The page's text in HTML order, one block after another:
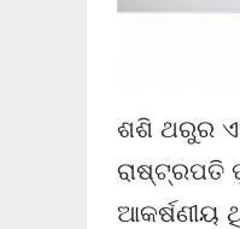
ଶଶି ଥରୁର
ରାଷ୍ଟ୍ରପତି
ଆକର୍ଷଣୀୟ